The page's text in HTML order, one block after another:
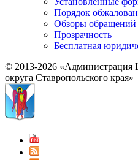
Порядок
Обзоры обращений
Прозрачность
Бесплатная
© 2013-2026 «Администрация
округа Ставропольского края»